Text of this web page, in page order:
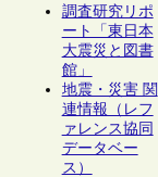
調査研究リポ
ート「東日本
大震災と図書
館」
地震・災害 関
連情報（レフ
ァレンス協同
データベー
ス）